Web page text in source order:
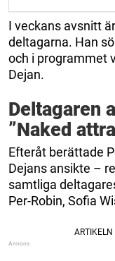
I veckans avsnitt
deltagarna. Han
och i programmet
Dejan.
Deltagaren
”Naked
Efteråt berättade
Dejans ansikte –
samtliga
Per-Robin, Sofia